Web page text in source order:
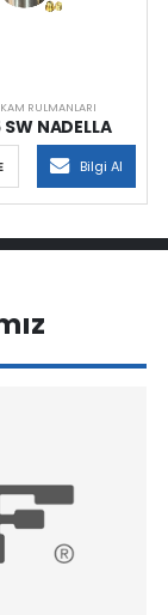
RULMANLARI
NADELLA
Bilgi Al